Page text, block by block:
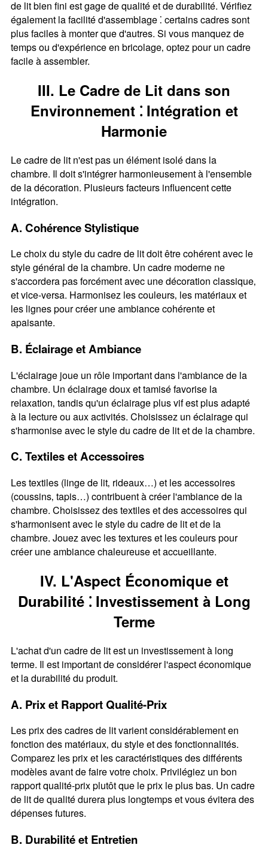
de lit bien fini est gage de qualité et de durabilité. Vérifiez
également la facilité d'assemblage ⁚ certains cadres sont
plus faciles à monter que d'autres. Si vous manquez de
temps ou d'expérience en bricolage‚ optez pour un cadre
facile à assembler.
III. Le Cadre de Lit dans son
Environnement ⁚ Intégration et
Harmonie
Le cadre de lit n'est pas un élément isolé dans la
chambre. Il doit s'intégrer harmonieusement à l'ensemble
de la décoration. Plusieurs facteurs influencent cette
intégration.
A. Cohérence Stylistique
Le choix du style du cadre de lit doit être cohérent avec le
style général de la chambre. Un cadre moderne ne
s'accordera pas forcément avec une décoration classique‚
et vice-versa. Harmonisez les couleurs‚ les matériaux et
les lignes pour créer une ambiance cohérente et
apaisante.
B. Éclairage et Ambiance
L'éclairage joue un rôle important dans l'ambiance de la
chambre. Un éclairage doux et tamisé favorise la
relaxation‚ tandis qu'un éclairage plus vif est plus adapté
à la lecture ou aux activités. Choisissez un éclairage qui
s'harmonise avec le style du cadre de lit et de la chambre.
C. Textiles et Accessoires
Les textiles (linge de lit‚ rideaux…) et les accessoires
(coussins‚ tapis…) contribuent à créer l'ambiance de la
chambre. Choisissez des textiles et des accessoires qui
s'harmonisent avec le style du cadre de lit et de la
chambre. Jouez avec les textures et les couleurs pour
créer une ambiance chaleureuse et accueillante.
IV. L'Aspect Économique et
Durabilité ⁚ Investissement à Long
Terme
L'achat d'un cadre de lit est un investissement à long
terme. Il est important de considérer l'aspect économique
et la durabilité du produit.
A. Prix et Rapport Qualité-Prix
Les prix des cadres de lit varient considérablement en
fonction des matériaux‚ du style et des fonctionnalités.
Comparez les prix et les caractéristiques des différents
modèles avant de faire votre choix. Privilégiez un bon
rapport qualité-prix plutôt que le prix le plus bas. Un cadre
de lit de qualité durera plus longtemps et vous évitera des
dépenses futures.
B. Durabilité et Entretien